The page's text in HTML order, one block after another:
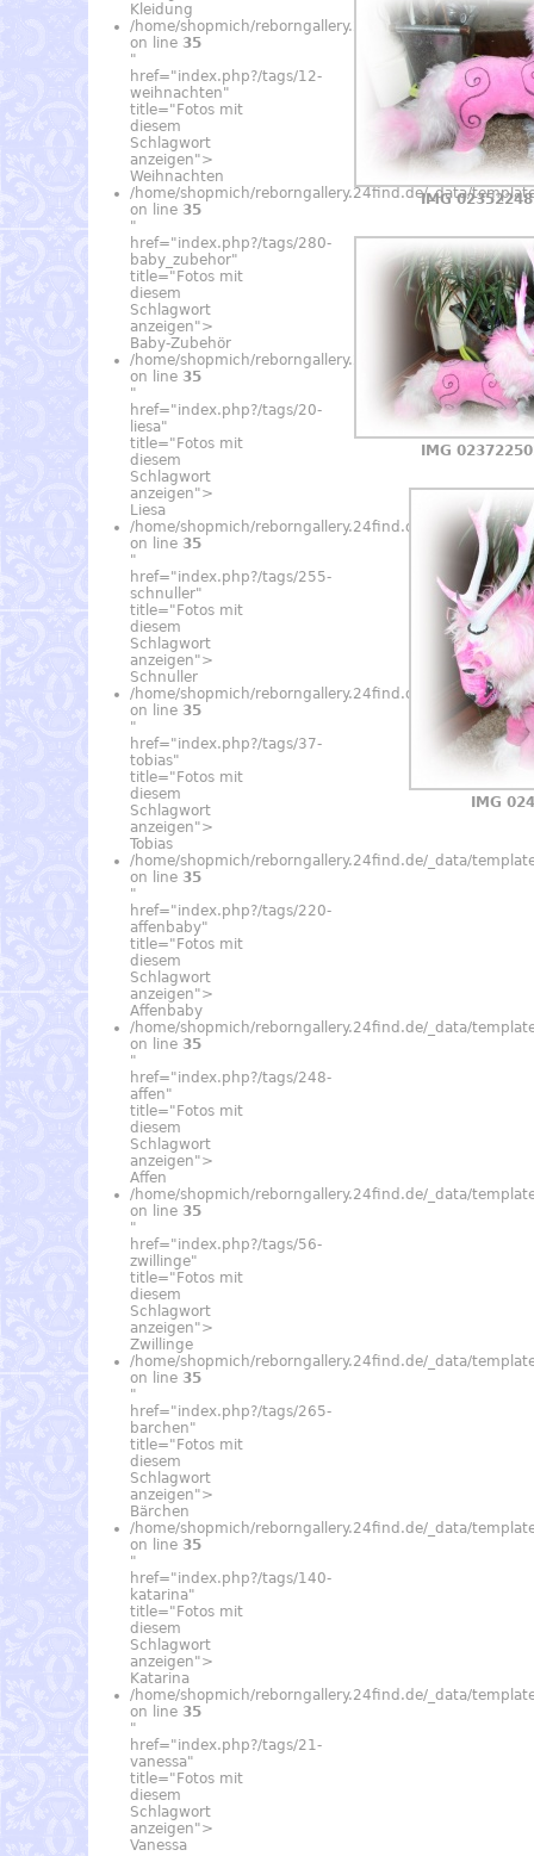
Kleidung
/home/shopmich/reborngallery.24find.de/_data/
on line 35
"
href="index.php?/tags/12-
weihnachten"
title="Fotos mit
diesem
Schlagwort
anzeigen">
Weihnachten
/home/shopmich/reborngallery.24find.de/_data/
on line 35
"
href="index.php?/tags/280-
baby_zubehor"
title="Fotos mit
diesem
Schlagwort
anzeigen">
Baby-Zubehör
/home/shopmich/reborngallery.24find.de/_data/
on line 35
"
href="index.php?/tags/20-
liesa"
title="Fotos mit
diesem
Schlagwort
anzeigen">
Liesa
/home/shopmich/reborngallery.24find.de/_data/
on line 35
"
href="index.php?/tags/255-
schnuller"
title="Fotos mit
diesem
Schlagwort
anzeigen">
Schnuller
/home/shopmich/reborngallery.24find.de/_data/
on line 35
"
href="index.php?/tags/37-
tobias"
title="Fotos mit
diesem
Schlagwort
anzeigen">
Tobias
/home/shopmich/reborngallery.24find.de/_data/
on line 35
"
href="index.php?/tags/220-
affenbaby"
title="Fotos mit
diesem
Schlagwort
anzeigen">
Affenbaby
/home/shopmich/reborngallery.24find.de/_data/
on line 35
"
href="index.php?/tags/248-
affen"
title="Fotos mit
diesem
Schlagwort
anzeigen">
Affen
/home/shopmich/reborngallery.24find.de/_data/
on line 35
"
href="index.php?/tags/56-
zwillinge"
title="Fotos mit
diesem
Schlagwort
anzeigen">
Zwillinge
/home/shopmich/reborngallery.24find.de/_data/
on line 35
"
href="index.php?/tags/265-
barchen"
title="Fotos mit
diesem
Schlagwort
anzeigen">
Bärchen
/home/shopmich/reborngallery.24find.de/_data/
on line 35
"
href="index.php?/tags/140-
katarina"
title="Fotos mit
diesem
Schlagwort
anzeigen">
Katarina
/home/shopmich/reborngallery.24find.de/_data/
on line 35
"
href="index.php?/tags/21-
vanessa"
title="Fotos mit
diesem
Schlagwort
anzeigen">
Vanessa
IMG
IMG
IMG